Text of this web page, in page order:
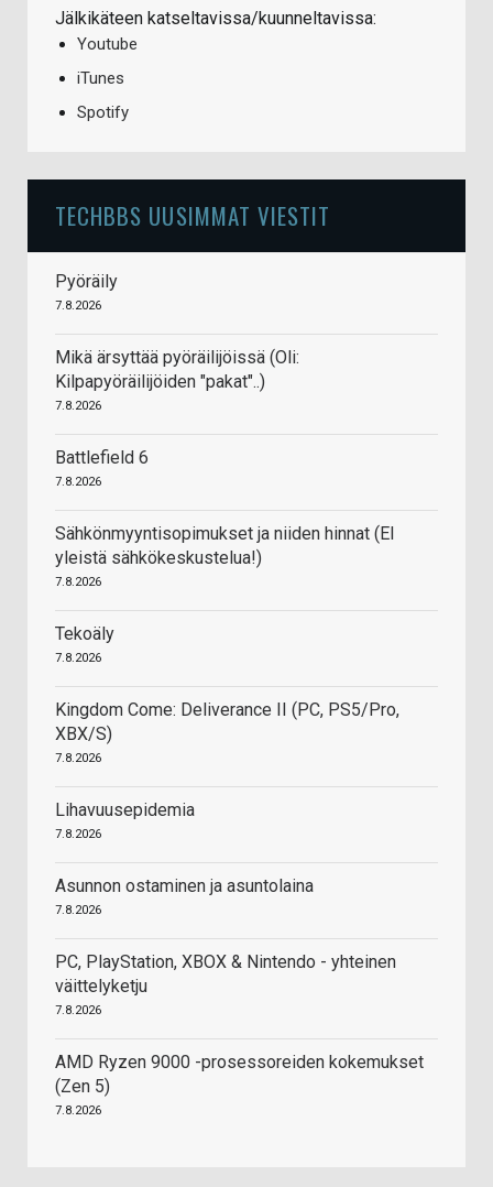
Jälkikäteen katseltavissa/kuunneltavissa:
Youtube
iTunes
Spotify
TECHBBS UUSIMMAT VIESTIT
Pyöräily
7.8.2026
Mikä ärsyttää pyöräilijöissä (Oli:
Kilpapyöräilijöiden "pakat"..)
7.8.2026
Battlefield 6
7.8.2026
Sähkönmyyntisopimukset ja niiden hinnat (EI
yleistä sähkökeskustelua!)
7.8.2026
Tekoäly
7.8.2026
Kingdom Come: Deliverance II (PC, PS5/Pro,
XBX/S)
7.8.2026
Lihavuusepidemia
7.8.2026
Asunnon ostaminen ja asuntolaina
7.8.2026
PC, PlayStation, XBOX & Nintendo - yhteinen
väittelyketju
7.8.2026
AMD Ryzen 9000 -prosessoreiden kokemukset
(Zen 5)
7.8.2026